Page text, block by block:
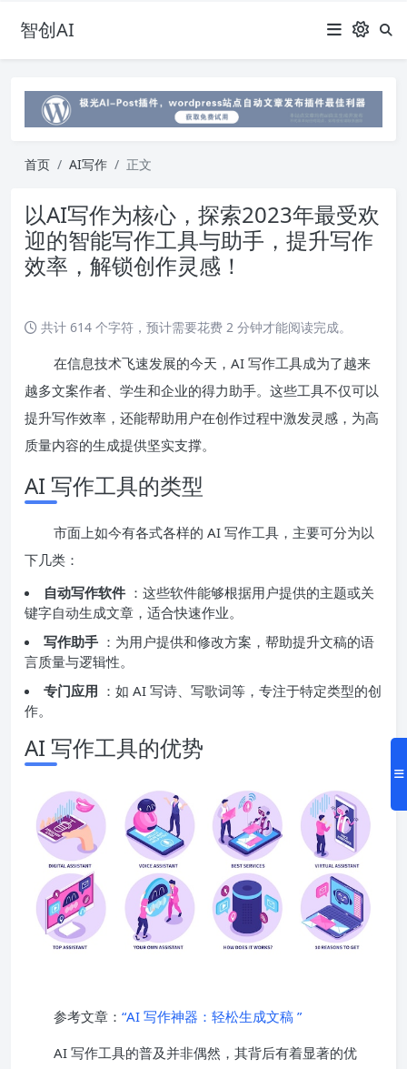
智创AI
首页 AI写作 正文
以AI写作为核心，探索2023年最受欢
迎的智能写作工具与助手，提升写作
效率，解锁创作灵感！
共计 614 个字符，预计需要花费 2 分钟才能阅读完成。
在信息技术飞速发展的今天，AI 写作工具成为了越来
越多文案作者、学生和企业的得力助手。这些工具不仅可以
提升写作效率，还能帮助用户在创作过程中激发灵感，为高
质量内容的生成提供坚实支撑。
AI 写作工具的类型
市面上如今有各式各样的 AI 写作工具，主要可分为以
下几类：
自动写作软件 ：这些软件能够根据用户提供的主题或关
键字自动生成文章，适合快速作业。
写作助手 ：为用户提供和修改方案，帮助提升文稿的语
言质量与逻辑性。
专门应用 ：如 AI 写诗、写歌词等，专注于特定类型的创
作。
AI 写作工具的优势
参考文章： “AI 写作神器：轻松生成文稿 ”
AI 写作工具的普及并非偶然，其背后有着显著的优